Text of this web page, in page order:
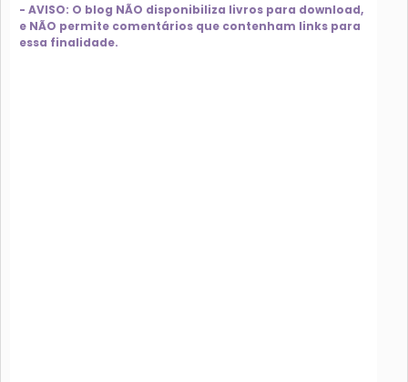
- AVISO: O blog NÃO disponibiliza livros para download,
e NÃO permite comentários que contenham links para
essa finalidade.